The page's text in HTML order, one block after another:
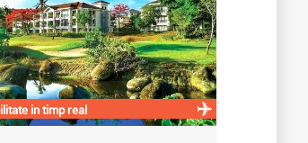
in timp real